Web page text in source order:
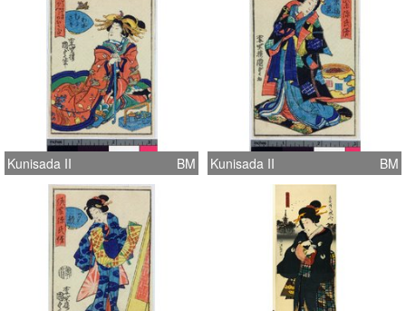
Kunisada II BM Kunisada II BM